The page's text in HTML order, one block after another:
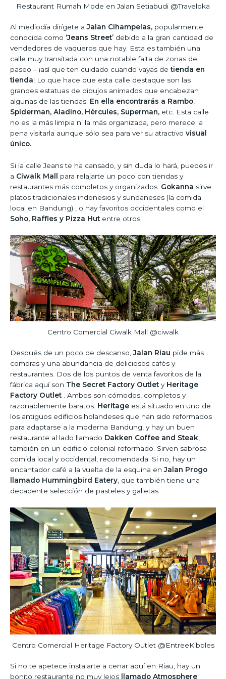
Restaurant Rumah Mode en Jalan Setiabudi @Traveloka
Al mediodía dirígete aJalan Cihampelas, popularmente
conocida como ‘Jeans Street’ debido a la gran cantidad de
vendedores de vaqueros que hay. Esta es también una
calle muy transitada con una notable falta de zonas de
paseo – ¡así que ten cuidado cuando vayas de tienda en
tienda! Lo que hace que esta calle destaque son las
grandes estatuas de dibujos animados que encabezan
algunas de las tiendas. En ella encontrarás a Rambo
Spiderman, Aladino, Hércules, Superman, etc. Esta calle
no es la más limpia ni la más organizada, pero merece la
pena visitarla aunque sólo sea para ver su atractivo visual
único.
Si la calle Jeans te ha cansado, y sin duda lo hará, puedes ir
a Ciwalk Mall
para relajarte un poco con tiendas y
restaurantes más completos y organizados. Gokanna sirve
platos tradicionales indonesios y sundaneses (la comida
local en Bandung) , o hay favoritos occidentales como el
Soho, Raffles y Pizza Hut entre otros.
Centro Comercial Ciwalk Mall @ciwalk
Después de un poco de descanso,Jalan Riau pide más
compras y una abundancia de deliciosos cafés y
restaurantes. Dos de los puntos de venta favoritos de la
fábrica aquí son The Secret Factory Outlet y Heritage
Factory Outlet . Ambos son cómodos, completos y
razonablemente baratos. Heritage está situado en uno de
los antiguos edificios holandeses que han sido reformados
para adaptarse a la moderna Bandung, y hay un buen
restaurante al lado llamado Dakken Coffee and Steak,
también en un edificio colonial reformado. Sirven sabrosa
comida local y occidental, recomendada. Si no, hay un
encantador café a la vuelta de la esquina enJalan Progo
llamado Hummingbird Eatery, que también tiene una
decadente selección de pasteles y galletas.
Centro Comercial Heritage Factory Outlet @EntreeKibbles
Si no te apetece instalarte a cenar aquí en Riau, hay un
bonito restaurante no muy lejos
llamado Atmosphere